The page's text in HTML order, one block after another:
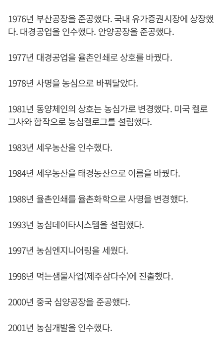
1976년 부산공장을 준공했다. 국내 유가증권시장에 상장했
다. 대경공업을 인수했다. 안양공장을 준공했다.
1977년 대경공업을 율촌인쇄로 상호를 바꿨다.
1978년 사명을 농심으로 바꿔달았다.
1981년 동양체인의 상호는 농심가로 변경했다. 미국 켈로
그사와 합작으로 농심켈로그를 설립했다.
1983년 세우농산을 인수했다.
1984년 세우농산을 태경농산으로 이름을 바꿨다.
1988년 율촌인쇄를 율촌화학으로 사명을 변경했다.
1993년 농심데이타시스템을 설립했다.
1997년 농심엔지니어링을 세웠다.
1998년 먹는샘물사업(제주삼다수)에 진출했다.
2000년 중국 심양공장을 준공했다.
2001년 농심개발을 인수했다.